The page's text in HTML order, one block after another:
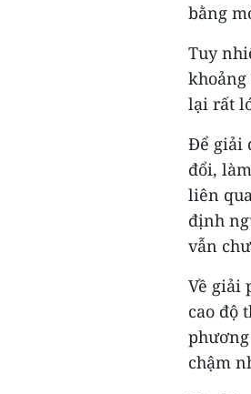
bằng
Tuy
lại rất
Để giải
đổi,
liên
định
vẫn
Về giải
cao độ
chậm